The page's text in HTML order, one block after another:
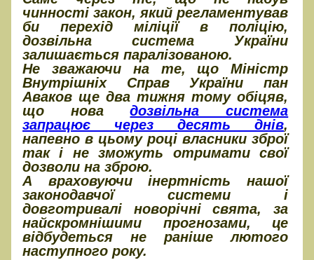
чинності закон, який регламентував
би перехід міліції в поліцію,
дозвільна система України
залишається паралізованою.
Не зважаючи на те, що Міністр
Внутрішніх Справ України пан
Аваков ще два тижня тому обіцяв,
що новадозвільна система
запрацює через десять днів,
напевно в цьому році власники зброї
так і не зможуть отримати свої
дозволи на зброю.
А враховуючи інертність нашої
законодавчої системи і
довготривалі новорічні свята, за
найскромнішими прогнозами, це
відбудеться не раніше лютого
наступного року.